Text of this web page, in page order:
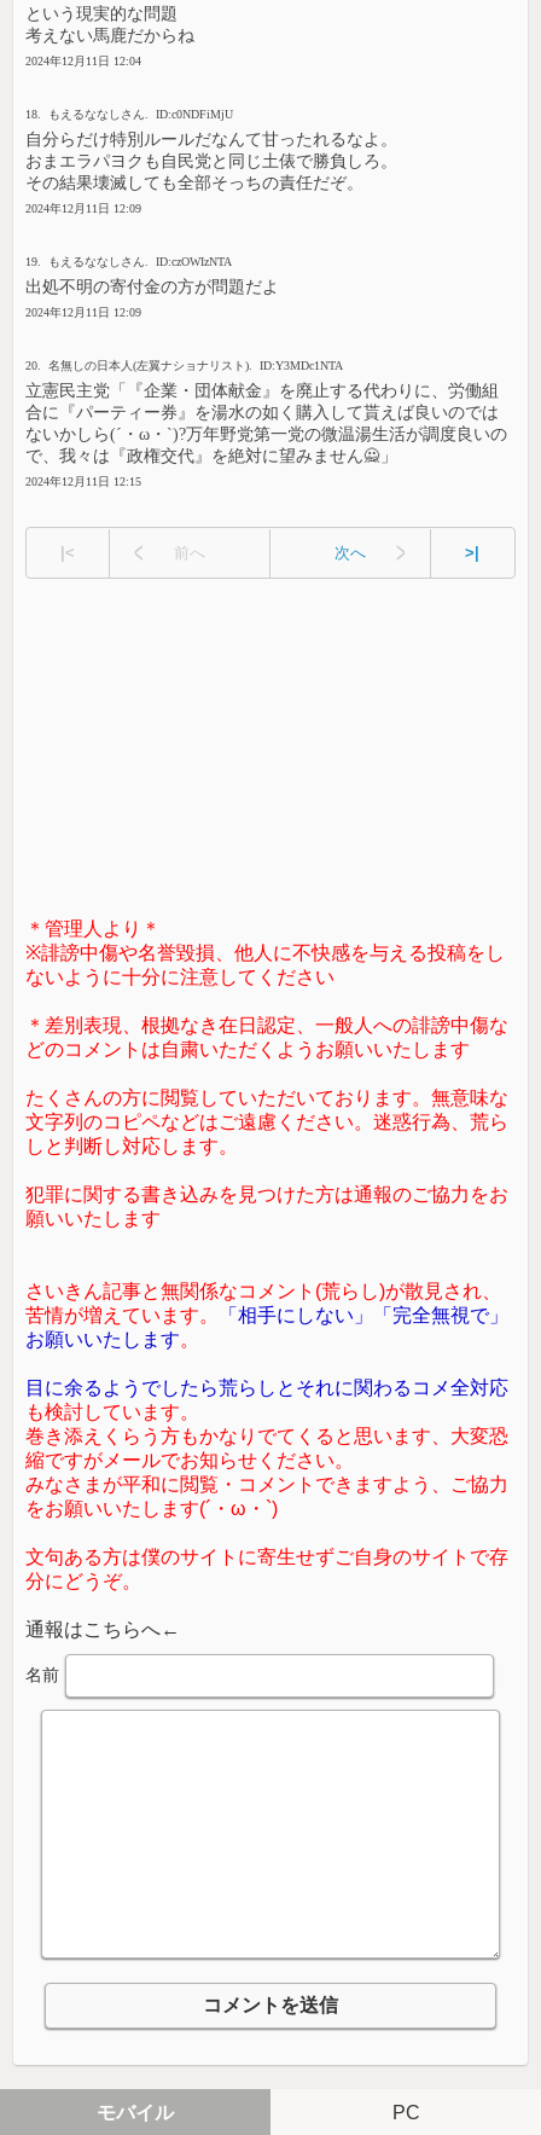
という現実的な問題
考えない馬鹿だからね
2024年12月11日 12:04
18. もえるななしさん. ID:c0NDFiMjU
自分らだけ特別ルールだなんて甘ったれるなよ。
おまエラパヨクも自民党と同じ土俵で勝負しろ。
その結果壊滅しても全部そっちの責任だぞ。
2024年12月11日 12:09
19. もえるななしさん. ID:czOWIzNTA
出処不明の寄付金の方が問題だよ
2024年12月11日 12:09
20. 名無しの日本人(左翼ナショナリスト). ID:Y3MDc1NTA
立憲民主党「『企業・団体献金』を廃止する代わりに、労働組
合に『パーティー券』を湯水の如く購入して貰えば良いのでは
ないかしら(´・ω・`)?万年野党第一党の微温湯生活が調度良いの
で、我々は『政権交代』を絶対に望みません🙅」
2024年12月11日 12:15
|< 前へ 次へ >|
＊管理人より＊
※誹謗中傷や名誉毀損、他人に不快感を与える投稿をし
ないように十分に注意してください
＊差別表現、根拠なき在日認定、一般人への誹謗中傷な
どのコメントは自粛いただくようお願いいたします
たくさんの方に閲覧していただいております。無意味な
文字列のコピペなどはご遠慮ください。迷惑行為、荒ら
しと判断し対応します。
犯罪に関する書き込みを見つけた方は通報のご協力をお
願いいたします
さいきん記事と無関係なコメント(荒らし)が散見され、
苦情が増えています。
「相手にしない」「完全無視で」
お願いいたします。
目に余るようでしたら荒らしとそれに関わるコメ全対応
も検討しています。
巻き添えくらう方もかなりでてくると思います、大変恐
縮ですがメールでお知らせください。
みなさまが平和に閲覧・コメントできますよう、ご協力
をお願いいたします(´・ω・`)
文句ある方は僕のサイトに寄生せずご自身のサイトで存
分にどうぞ。
通報はこちらへ←
名前
モバイル PC